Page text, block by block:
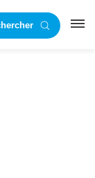
RST